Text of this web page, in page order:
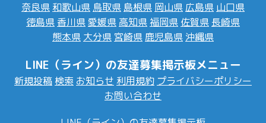
奈良県 和歌山県 鳥取県 島根県 岡山県 広島県 山口県
徳島県 香川県愛媛県 高知県福岡県 佐賀県 長崎県
熊本県 大分県 宮崎県 鹿児島県 沖縄県
LINE（ライン）の友達募集掲示板メニュー
新規投稿 検索 お知らせ 利用規約 プライバシーポリシー
お問い合わせ